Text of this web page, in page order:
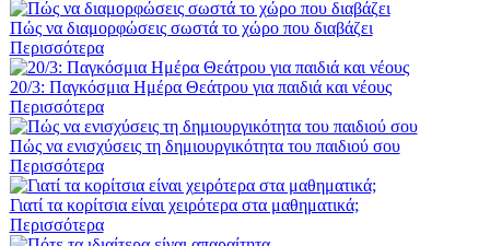
Πώς να διαμορφώσεις σωστά το χώρο που διαβάζει
Περισσότερα
20/3: Παγκόσμια Ημέρα Θεάτρου για παιδιά και νέους
Περισσότερα
Πώς να ενισχύσεις τη δημιουργικότητα του παιδιού σου
Περισσότερα
Γιατί τα κορίτσια είναι χειρότερα στα μαθηματικά;
Περισσότερα